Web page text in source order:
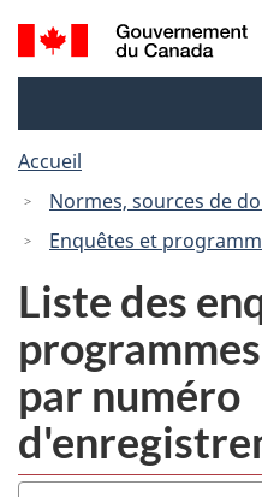
Recherche
et
Accueil
Normes, sources de
Enquêtes et
Liste des
par numéro